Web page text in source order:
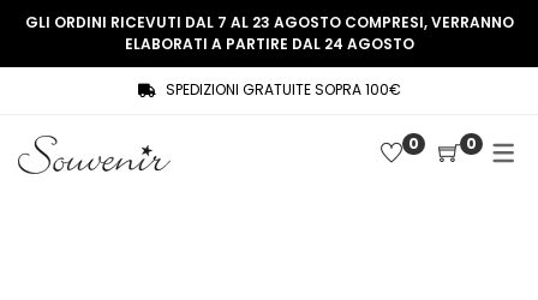
SHOP
Souvenir Privée
COLLEZIONE
THREE WOMEN, ONE MEMORY
GLI ORDINI RICEVUTI DAL 7 AL 23 AGOSTO COMPRESI, VERRANNO
ELABORATI A PARTIRE DAL 24 AGOSTO
SPEDIZIONI GRATUITE SOPRA 100€
0 0